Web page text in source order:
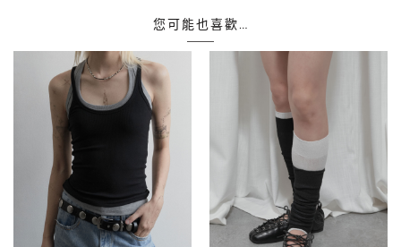
您可能也喜歡…